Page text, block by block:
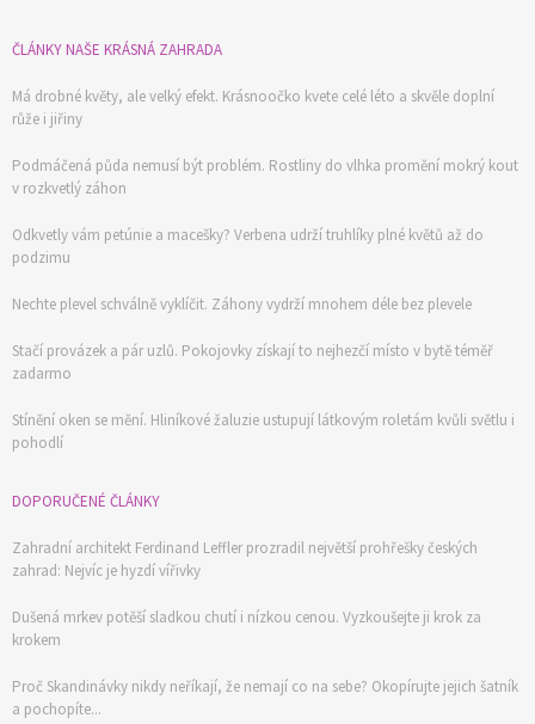
ČLÁNKY NAŠE KRÁSNÁ ZAHRADA
Má drobné květy, ale velký efekt. Krásnoočko kvete celé léto a skvěle doplní
růže i jiřiny
Podmáčená půda nemusí být problém. Rostliny do vlhka promění mokrý kout
v rozkvetlý záhon
Odkvetly vám petúnie a macešky? Verbena udrží truhlíky plné květů až do
podzimu
Nechte plevel schválně vyklíčit. Záhony vydrží mnohem déle bez plevele
Stačí provázek a pár uzlů. Pokojovky získají to nejhezčí místo v bytě téměř
zadarmo
Stínění oken se mění. Hliníkové žaluzie ustupují látkovým roletám kvůli světlu i
pohodlí
DOPORUČENÉ ČLÁNKY
Zahradní architekt Ferdinand Leffler prozradil největší prohřešky českých
zahrad: Nejvíc je hyzdí vířivky
Dušená mrkev potěší sladkou chutí i nízkou cenou. Vyzkoušejte ji krok za
krokem
Proč Skandinávky nikdy neříkají, že nemají co na sebe? Okopírujte jejich šatník
a pochopíte...